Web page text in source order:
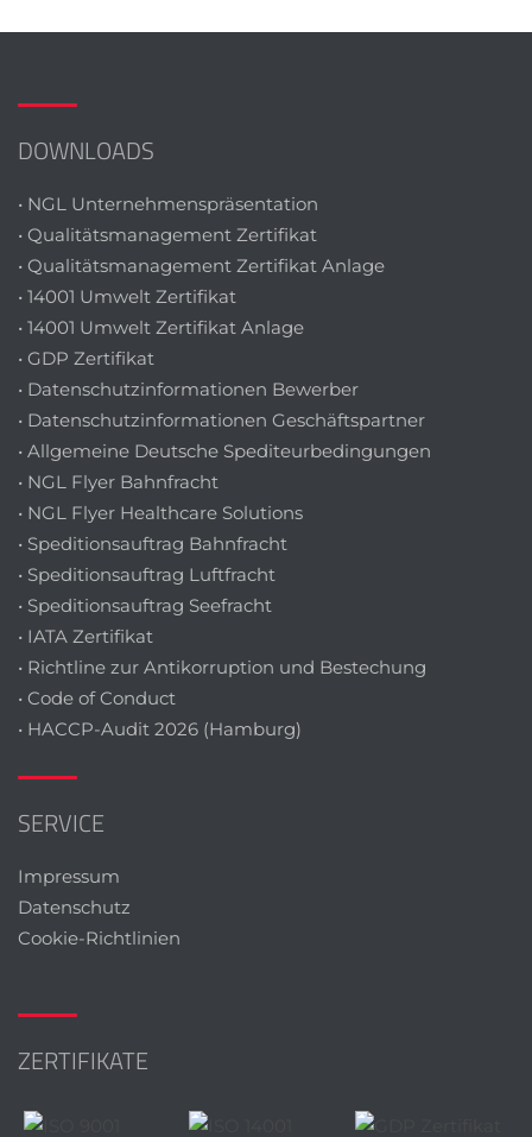
DOWNLOADS
• NGL Unternehmenspräsentation
• Qualitätsmanagement Zertifikat
• Qualitätsmanagement Zertifikat Anlage
• 14001 Umwelt Zertifikat
• 14001 Umwelt Zertifikat Anlage
• GDP Zertifikat
• Datenschutzinformationen Bewerber
• Datenschutzinformationen Geschäftspartner
• Allgemeine Deutsche Spediteurbedingungen
• NGL Flyer Bahnfracht
• NGL Flyer Healthcare Solutions
• Speditionsauftrag Bahnfracht
• Speditionsauftrag Luftfracht
• Speditionsauftrag Seefracht
• IATA Zertifikat
• Richtline zur Antikorruption und Bestechung
• Code of Conduct
• HACCP-Audit 2026 (Hamburg)
SERVICE
Impressum
Datenschutz
Cookie-Richtlinien
ZERTIFIKATE